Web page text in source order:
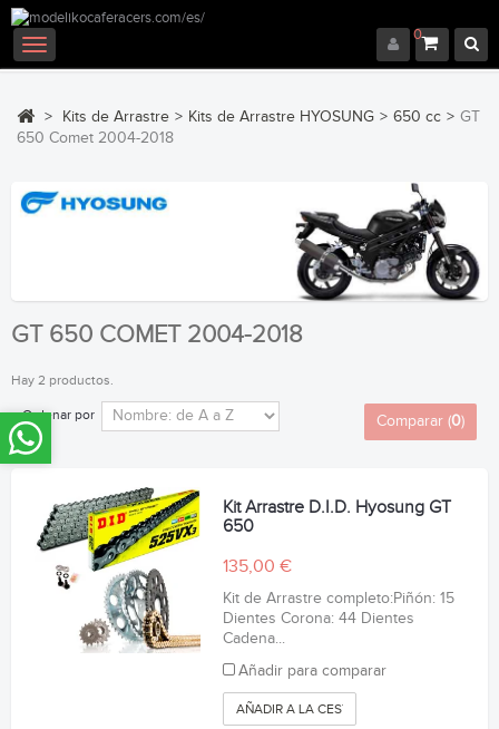
0
Navegación
Toggle
> Kits de Arrastre > Kits de Arrastre HYOSUNG > 650 cc > GT
650 Comet 2004-2018
GT 650 COMET 2004-2018
Hay 2 productos.
Ordenar por Comparar (0)
Kit Arrastre D.I.D. Hyosung GT
650
135,00 €
Kit de Arrastre completo:Piñón: 15
Dientes Corona: 44 Dientes
Cadena...
Añadir para comparar
AÑADIR A LA CESTA